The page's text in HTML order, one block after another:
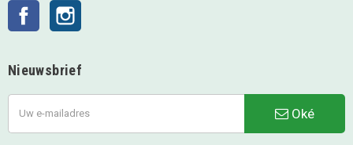
Facebook
Nieuwsbrief
Oké